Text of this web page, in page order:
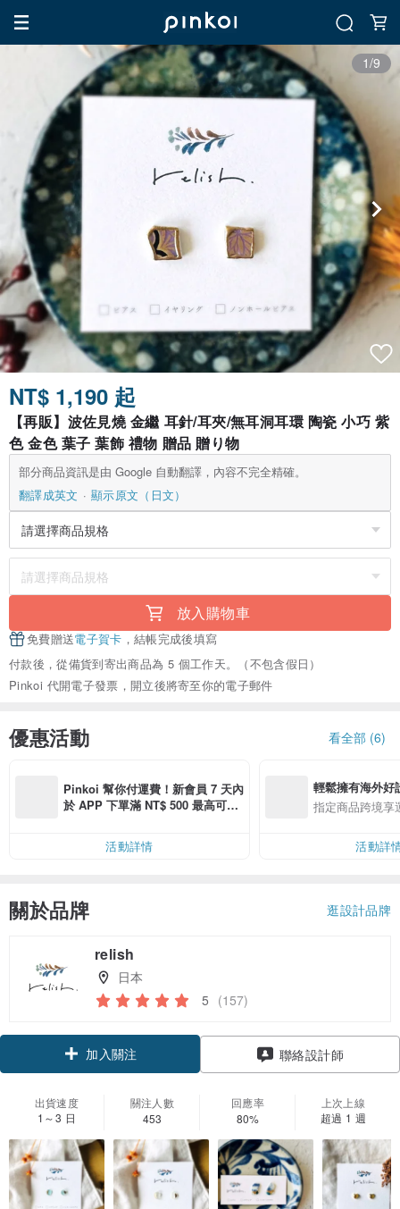
1/9
NT$ 1,190 起
【再販】波佐見燒 金繼 耳針/耳夾/無耳洞耳環 陶瓷 小巧 紫
色 金色 葉子 葉飾 禮物 贈品 贈り物
部分商品資訊是由 Google 自動翻譯，內容不完全精確。
翻譯成英文
顯示原文（日文）
放入購物車
免費贈送電子賀卡 ，結帳完成後填寫
付款後，從備貨到寄出商品為 5 個工作天。（不包含假日）
Pinkoi 代開電子發票，開立後將寄至你的電子郵件
優惠活動 看全部 (6)
Pinkoi 幫你付運費！新會員 7 天內
於 APP 下單滿 NT$ 500 最高可折
活動詳情
輕鬆擁有海外好
指定商品跨境享
活動詳
關於品牌 逛設計品牌
relish
日本
5 (157)
加入關注 聯絡設計師
出貨速度
1～3 日
關注人數
453
回應率
80%
上次上線
超過 1 週